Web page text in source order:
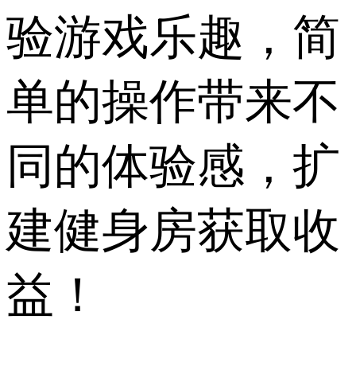
验游戏乐趣，简
单的操作带来不
同的体验感，扩
建健身房获取收
益！